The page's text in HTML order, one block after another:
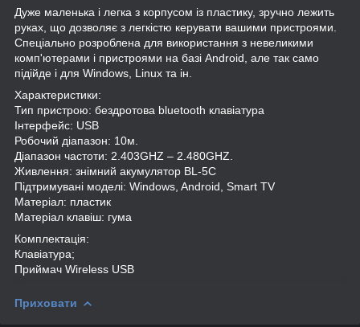
Дуже маленька і легка з корпусом із пластику, зручно лежить
руках, що дозволяє з легкістю керувати вашими пристроями.
Спеціально розроблена для використання з невеликими
комп'ютерами і пристроями на базі Android, але так само
підійде і для Windows, Linux та ін.
Характеристики:
Тип пристрою: бездротова bluetooth клавіатура
Інтерфейс: USB
Робочий діапазон: 10м.
Діапазон частоти: 2.403GHZ – 2.480GHZ.
Живлення: знімний акумулятор BL-5C
Підтримувані моделі: Windows, Android, Smart TV
Матеріал: пластик
Матеріал клавіш: гума
Комплектація:
Клавіатура;
Приймач Wireless USB
Приховати